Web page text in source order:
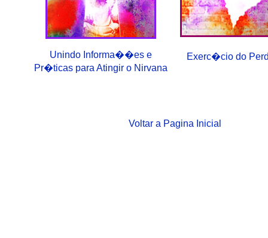
Unindo Informa��es e
Pr�ticas para Atingir o Nirvana
Exerc�cio do
Voltar a Pagina Inicial